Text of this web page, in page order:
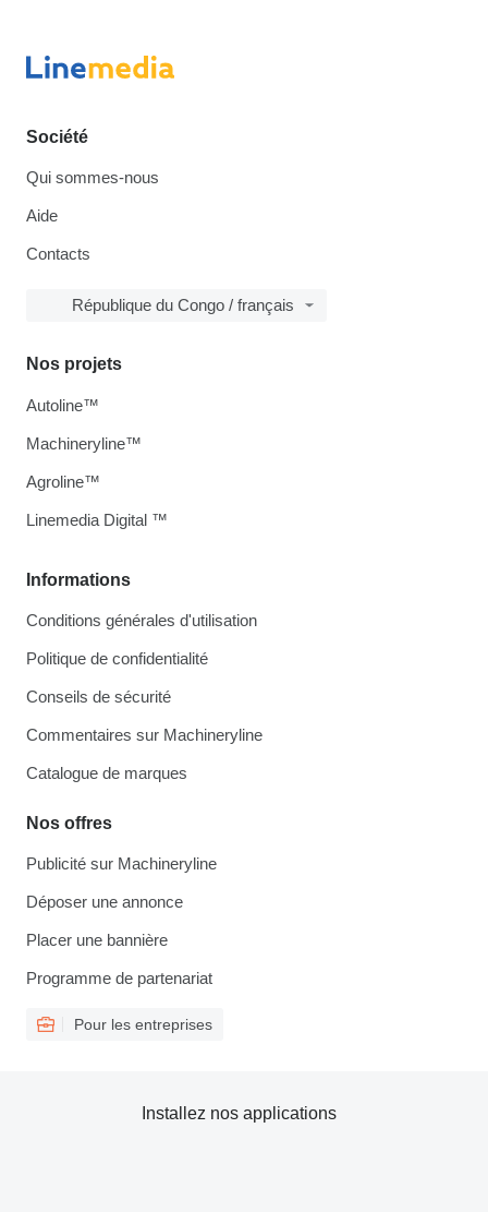
Société
Qui sommes-nous
Aide
Contacts
République du Congo / français
Informations
Conditions générales d'utilisation
Politique de confidentialité
Conseils de sécurité
Commentaires sur Machineryline
Catalogue de marques
Nos offres
Publicité sur Machineryline
Déposer une annonce
Placer une bannière
Programme de partenariat
Pour les entreprises
Nos projets
Autoline™
Machineryline™
Agroline™
Linemedia Digital ™
Installez nos applications